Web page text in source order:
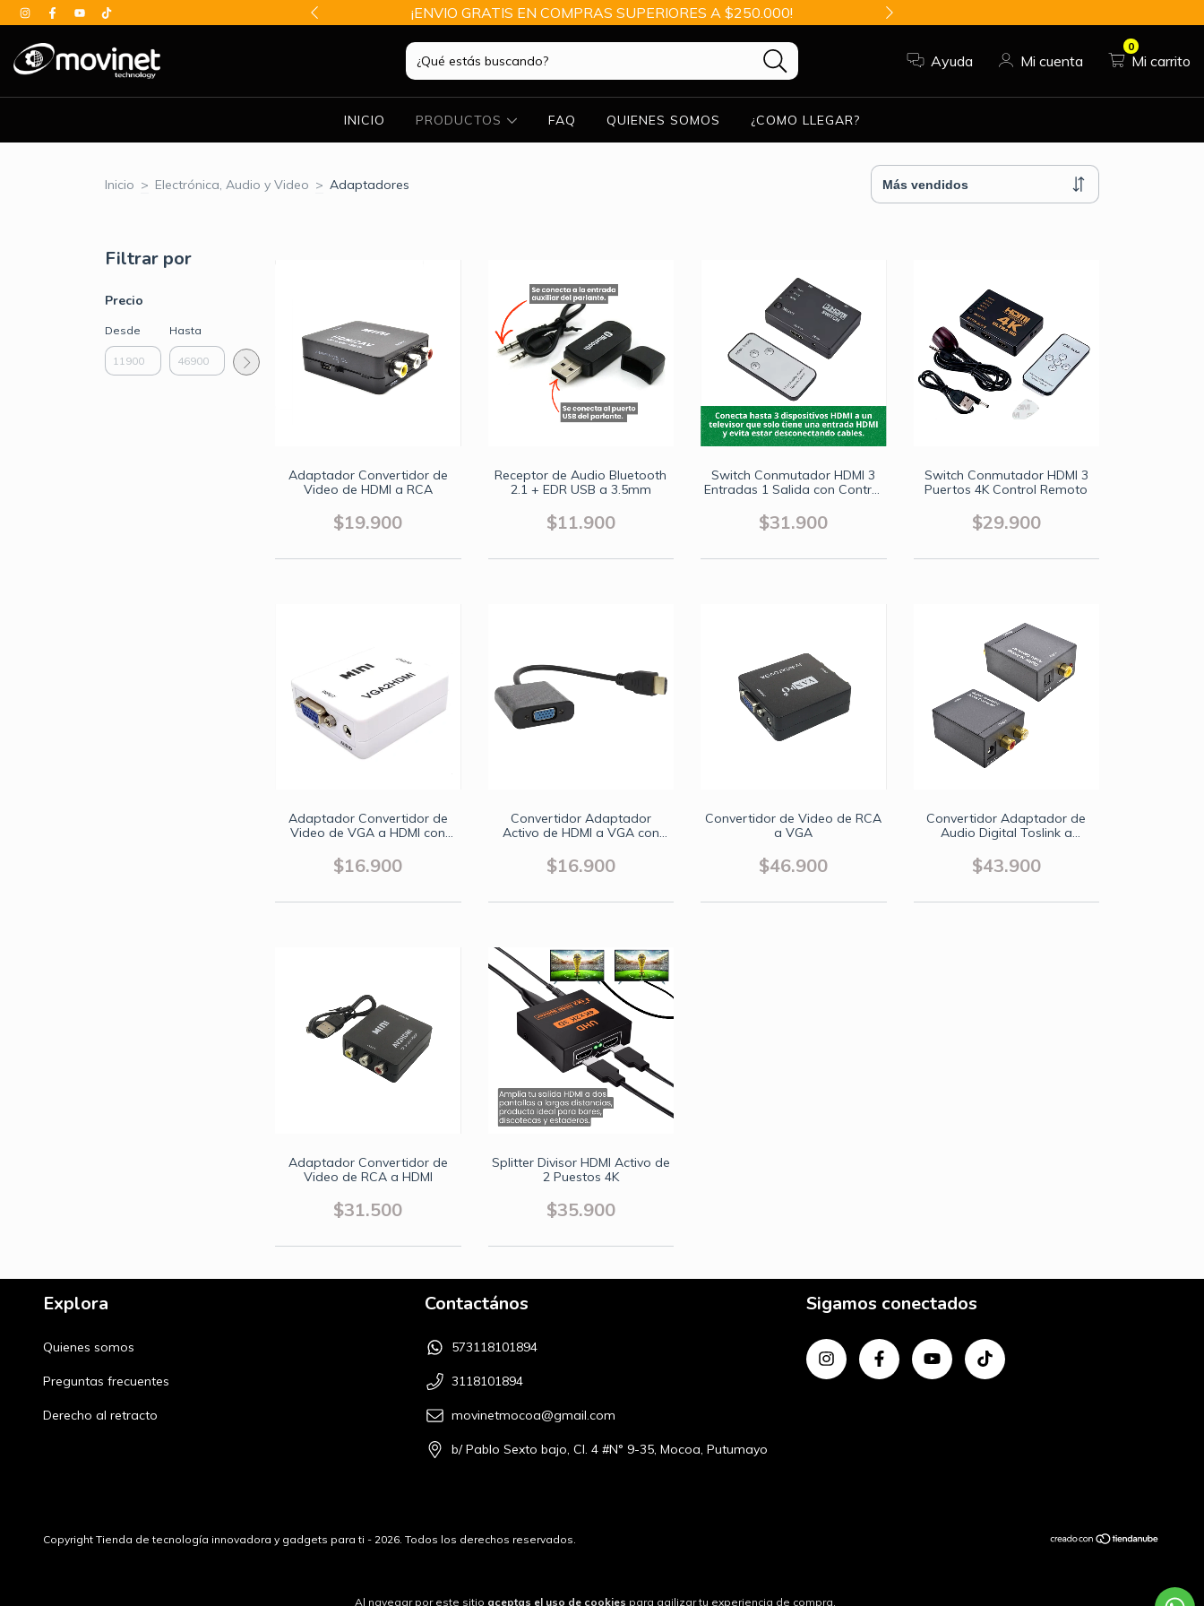
ESPECIALES ¡ENVIO GRATIS EN COMPRAS SUPERIORES A $250.000!
Ayuda Mi cuenta Mi carrito
0
INICIO PRODUCTOS FAQ QUIENES SOMOS ¿COMO LLEGAR?
Al navegar por este sitio aceptas el uso de cookies para agilizar tu experiencia de compra.
Inicio > Electrónica, Audio y Video > Adaptadores
Filtrar por
Precio
Desde Hasta
Adaptador Convertidor de
Video de HDMI a RCA
$19.900
Receptor de Audio Bluetooth
2.1 + EDR USB a 3.5mm
$11.900
Switch Conmutador HDMI 3
Entradas 1 Salida con Control
$31.900
Switch Conmutador HDMI 3
Puertos 4K Control Remoto
$29.900
Adaptador Convertidor de
Video de VGA a HDMI con
$16.900
Convertidor Adaptador
Activo de HDMI a VGA con
$16.900
Convertidor de Video de RCA
a VGA
$46.900
Convertidor Adaptador de
Audio Digital Toslink a
$43.900
Adaptador Convertidor de
Video de RCA a HDMI
$31.500
Splitter Divisor HDMI Activo de
2 Puestos 4K
$35.900
Explora
Quienes somos
Preguntas frecuentes
Derecho al retracto
Contactános
573118101894
3118101894
movinetmocoa@gmail.com
b/ Pablo Sexto bajo, Cl. 4 #N° 9-35, Mocoa, Putumayo
Sigamos conectados
Copyright Tienda de tecnología innovadora y gadgets para ti - 2026. Todos los derechos reservados.